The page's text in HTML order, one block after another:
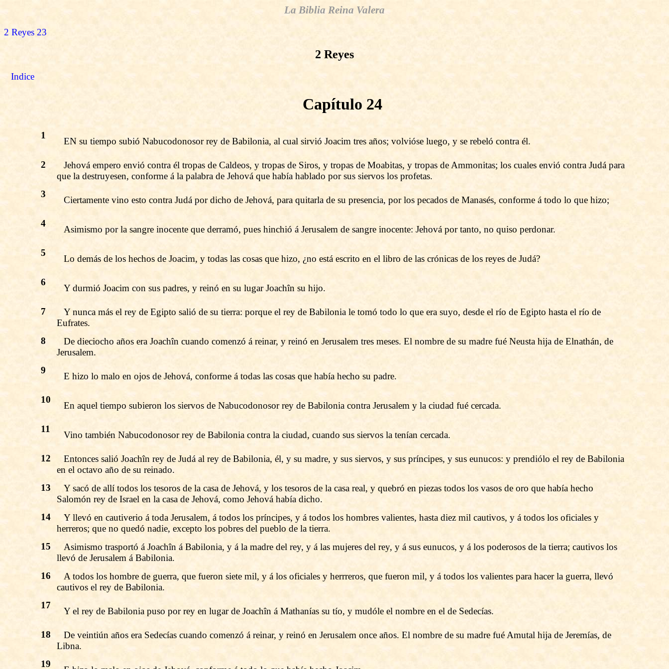
La Biblia Reina Valera
2 Reyes 23
2 Reyes
Indice
Capítulo 24
1
EN su tiempo subió Nabucodonosor rey de Babilonia, al cual sirvió Joacim tres años; volvióse luego, y se rebeló contra él.
2
Jehová empero envió contra él tropas de Caldeos, y tropas de Siros, y tropas de Moabitas, y tropas de Ammonitas; los cuales envió contra Judá para
que la destruyesen, conforme á la palabra de Jehová que había hablado por sus siervos los profetas.
3
Ciertamente vino esto contra Judá por dicho de Jehová, para quitarla de su presencia, por los pecados de Manasés, conforme á todo lo que hizo;
4
Asimismo por la sangre inocente que derramó, pues hinchió á Jerusalem de sangre inocente: Jehová por tanto, no quiso perdonar.
5
Lo demás de los hechos de Joacim, y todas las cosas que hizo, ¿no está escrito en el libro de las crónicas de los reyes de Judá?
6
Y durmió Joacim con sus padres, y reinó en su lugar Joachîn su hijo.
7
Y nunca más el rey de Egipto salió de su tierra: porque el rey de Babilonia le tomó todo lo que era suyo, desde el río de Egipto hasta el río de
Eufrates.
8
De dieciocho años era Joachîn cuando comenzó á reinar, y reinó en Jerusalem tres meses. El nombre de su madre fué Neusta hija de Elnathán, de
Jerusalem.
9
E hizo lo malo en ojos de Jehová, conforme á todas las cosas que había hecho su padre.
10
En aquel tiempo subieron los siervos de Nabucodonosor rey de Babilonia contra Jerusalem y la ciudad fué cercada.
11
Vino también Nabucodonosor rey de Babilonia contra la ciudad, cuando sus siervos la tenían cercada.
12
Entonces salió Joachîn rey de Judá al rey de Babilonia, él, y su madre, y sus siervos, y sus príncipes, y sus eunucos: y prendiólo el rey de Babilonia
en el octavo año de su reinado.
13
Y sacó de allí todos los tesoros de la casa de Jehová, y los tesoros de la casa real, y quebró en piezas todos los vasos de oro que había hecho
Salomón rey de Israel en la casa de Jehová, como Jehová había dicho.
14
Y llevó en cautiverio á toda Jerusalem, á todos los príncipes, y á todos los hombres valientes, hasta diez mil cautivos, y á todos los oficiales y
herreros; que no quedó nadie, excepto los pobres del pueblo de la tierra.
15
Asimismo trasportó á Joachîn á Babilonia, y á la madre del rey, y á las mujeres del rey, y á sus eunucos, y á los poderosos de la tierra; cautivos los
llevó de Jerusalem á Babilonia.
16
A todos los hombre de guerra, que fueron siete mil, y á los oficiales y herrreros, que fueron mil, y á todos los valientes para hacer la guerra, llevó
cautivos el rey de Babilonia.
17
Y el rey de Babilonia puso por rey en lugar de Joachîn á Mathanías su tío, y mudóle el nombre en el de Sedecías.
18
De veintiún años era Sedecías cuando comenzó á reinar, y reinó en Jerusalem once años. El nombre de su madre fué Amutal hija de Jeremías, de
Libna.
19